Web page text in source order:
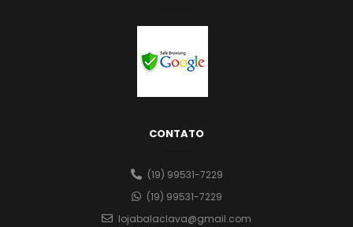
CONTATO
(19) 99531-7229
(19) 99531-7229
lojabalaclava@gmail.com